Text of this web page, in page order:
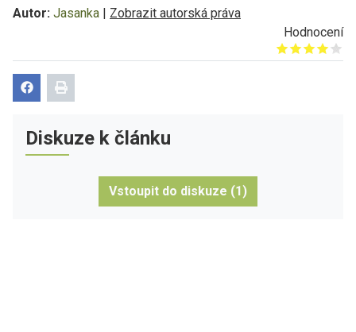
Autor: Jasanka | Zobrazit autorská práva
Hodnocení
Give it 1/5
Give it 2/5
Give it 3/5
Give it 4/5
Give it 5/5
Diskuze k článku
Vstoupit do diskuze (1)